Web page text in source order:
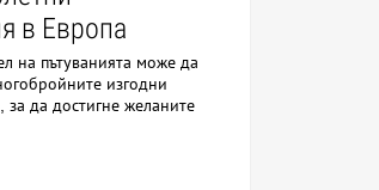
в Европа
на пътуванията може да
изгодни
за да достигне желаните